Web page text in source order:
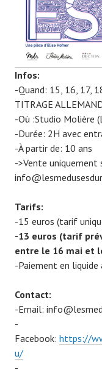
Infos:
-Quand: 15, 16, 17,
TITRAGE
-Où :Studio Molière
-Durée: 2H avec
-À partir de: 10 ans
->Vente uniquement
Tarifs:
-15 euros (tarif
-13 euros (tarif
entre le 16 mai et
-Paiement en liquide
Contact:
-Email:
-
Facebook: https://
u/
-